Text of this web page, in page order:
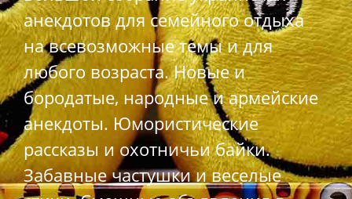
анекдотов для семейного отдыха
на всевозможные темы и для
любого возраста. Новые и
бородатые, народные и армейские
анекдоты. Юмористические
рассказы и охотничьи байки.
Забавные частушки и веселые